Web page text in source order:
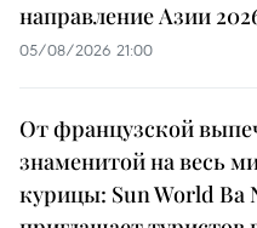
направление Азии
05/08/2026 21:00
От французской
знаменитой на весь
курицы: Sun World Ba